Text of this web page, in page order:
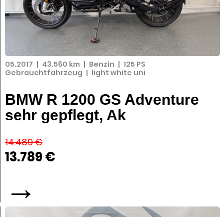
05.2017 | 43.560 km | Benzin | 125 PS
Gebrauchtfahrzeug | light white uni
BMW R 1200 GS Adventure
sehr gepflegt, Ak
14.489 €
13.789 €
→